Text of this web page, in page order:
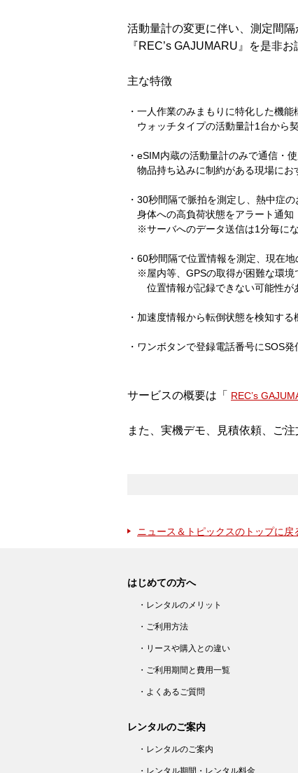
活動量計の変更に伴い、測定間
『REC’s GAJUMARU』を是非お
主な特徴
・一人作業のみまもりに特化した機能
ウォッチタイプの活動量計1台から
・eSIM内蔵の活動量計のみで通信・
物品持ち込みに制約がある現場にお
・30秒間隔で脈拍を測定し、熱中症
身体への高負荷状態をアラート通知
※サーバへのデータ送信は1分毎に
・60秒間隔で位置情報を測定、現在
※屋内等、GPSの取得が困難な環境
位置情報が記録できない可能性が
・加速度情報から転倒状態を検知する
・ワンボタンで登録電話番号にSOS発
サービスの概要は「 REC’s
また、実機デモ、見積依頼、ご注
ニュース＆トピックスのトップに戻
はじめての方へ
・レンタルのメリット
・ご利用方法
・リースや購入との違い
・ご利用期間と費用一覧
・よくあるご質問
レンタルのご案内
・レンタルのご案内
・レンタル期間・レンタル料金